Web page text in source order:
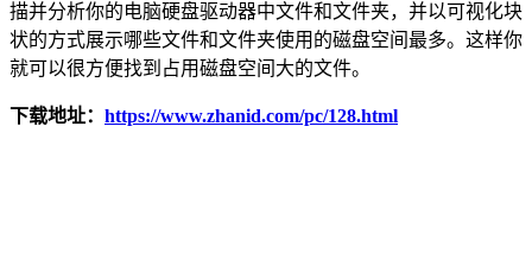
描并分析你的电脑硬盘驱动器中文件和文件夹，并以可视化块
状的方式展示哪些文件和文件夹使用的磁盘空间最多。这样你
就可以很方便找到占用磁盘空间大的文件。
下载地址： https://www.zhanid.com/pc/128.html